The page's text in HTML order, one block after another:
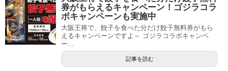
券がもらえるキャンペーン！ゴジラコラ
ボキャンペーンも実施中
大阪王将で、餃子を食べた分だけ餃子無料券がもら
えるキャンペーンですよ～ ゴジラコラボキャンペ
ー...
記事を読む